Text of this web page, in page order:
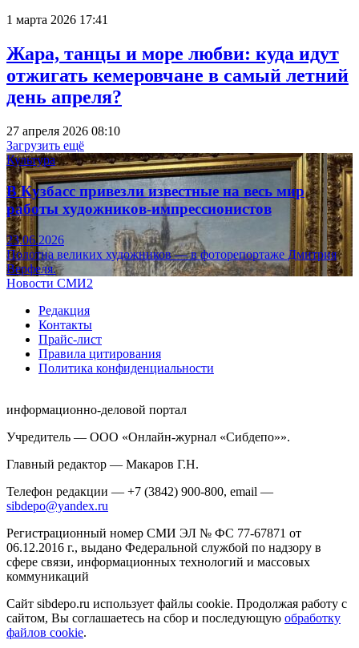
1 марта 2026 17:41
Жара, танцы и море любви: куда идут
отжигать кемеровчане в самый летний
день апреля?
27 апреля 2026 08:10
Загрузить ещё
Культура
В Кузбасс привезли известные на весь мир
работы художников-импрессионистов
23.06.2026
Полотна великих художников — в фоторепортаже Дмитрия
Верфеля.
Новости СМИ2
Редакция
Контакты
Прайс-лист
Правила цитирования
Политика конфиденциальности
информационно-деловой портал
Учредитель — ООО «Онлайн-журнал «Сибдепо»».
Главный редактор — Макаров Г.Н.
Телефон редакции — +7 (3842) 900-800, email —
sibdepo@yandex.ru
Регистрационный номер СМИ ЭЛ № ФС 77-67871 от
06.12.2016 г., выдано Федеральной службой по надзору в
сфере связи, информационных технологий и массовых
коммуникаций
Сайт sibdepo.ru использует файлы cookie. Продолжая работу с
сайтом, Вы соглашаетесь на сбор и последующую обработку
файлов cookie.